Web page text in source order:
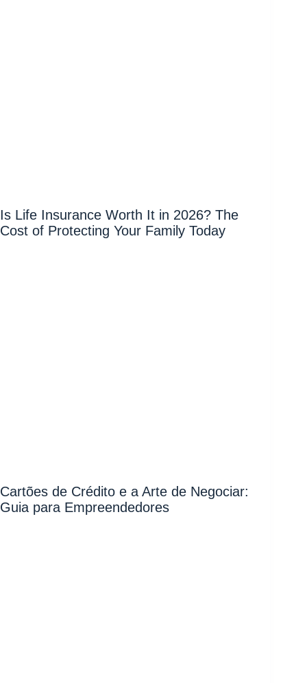
Is Life Insurance Worth It in 2026? The
Cost of Protecting Your Family Today
Cartões de Crédito e a Arte de Negociar:
Guia para Empreendedores